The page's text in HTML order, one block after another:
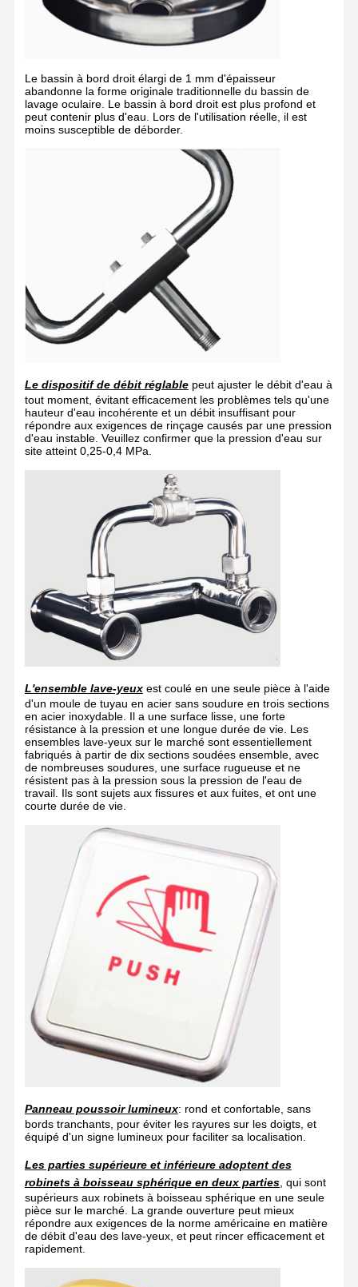
Station de lavage des yeux fermée
Rinçage pour les yeux résistant au gel
Laverie pour les yeux d'urgence portable
Rinçage pour les yeux personnalisé
Pièces de rechange pour les lavages oculaires
Le bassin à bord droit élargi de 1 mm d'épaisseur
abandonne la forme originale traditionnelle du bassin de
lavage oculaire. Le bassin à bord droit est plus profond et
peut contenir plus d'eau. Lors de l'utilisation réelle, il est
moins susceptible de déborder.
Le dispositif de débit réglablepeut ajuster le débit d'eau à
tout moment, évitant efficacement les problèmes tels qu'une
hauteur d'eau incohérente et un débit insuffisant pour
répondre aux exigences de rinçage causés par une pression
d'eau instable. Veuillez confirmer que la pression d'eau sur
site atteint 0,25-0,4 MPa.
L'ensemble lave-yeuxest coulé en une seule pièce à l'aide
d'un moule de tuyau en acier sans soudure en trois sections
en acier inoxydable. Il a une surface lisse, une forte
résistance à la pression et une longue durée de vie. Les
ensembles lave-yeux sur le marché sont essentiellement
fabriqués à partir de dix sections soudées ensemble, avec
de nombreuses soudures, une surface rugueuse et ne
résistent pas à la pression sous la pression de l'eau de
travail. Ils sont sujets aux fissures et aux fuites, et ont une
courte durée de vie.
Panneau poussoir lumineux: rond et confortable, sans
bords tranchants, pour éviter les rayures sur les doigts, et
équipé d'un signe lumineux pour faciliter sa localisation.
Les parties supérieure et inférieure adoptent des
robinets à boisseau sphérique en deux parties, qui sont
supérieurs aux robinets à boisseau sphérique en une seule
pièce sur le marché. La grande ouverture peut mieux
répondre aux exigences de la norme américaine en matière
de débit d'eau des lave-yeux, et peut rincer efficacement et
rapidement.